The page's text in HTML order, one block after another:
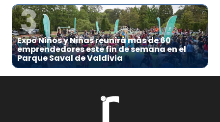
3
Expo Niños y Niñas reunirá más de 60
emprendedores este fin de semana en el
Parque Saval de Valdivia